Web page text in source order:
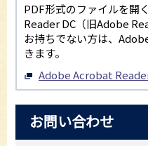
PDF形式のファイルを開
Reader DC（旧Adobe
お持ちでない方は、
きます。
Adobe Acrobat
お問い合わせ